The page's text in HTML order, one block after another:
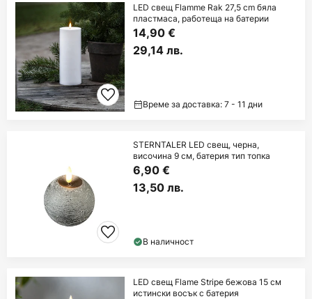
LED свещ Flamme Rak 27,5 cm бяла
пластмаса, работеща на батерии
14,90 €
29,14 лв.
Време за доставка: 7 - 11 дни
STERNTALER LED свещ, черна,
височина 9 см, батерия тип топка
6,90 €
13,50 лв.
В наличност
LED свещ Flame Stripe бежова 15 см
истински восък с батерия